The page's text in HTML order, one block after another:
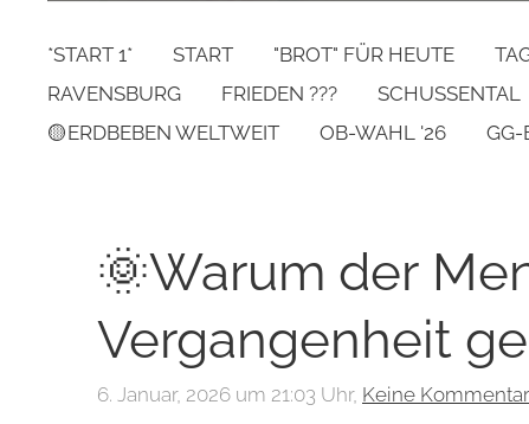
*START 1* START "BROT" FÜR HEUTE
RAVENSBURG
FRIEDEN ??? SCHUSSENTAL
🟡ERDBEBEN WELTWEIT
OB-WAHL '26 GG-
🌞Warum der
Vergangenheit
6. Januar, 2026 um 21:03 Uhr, Keine